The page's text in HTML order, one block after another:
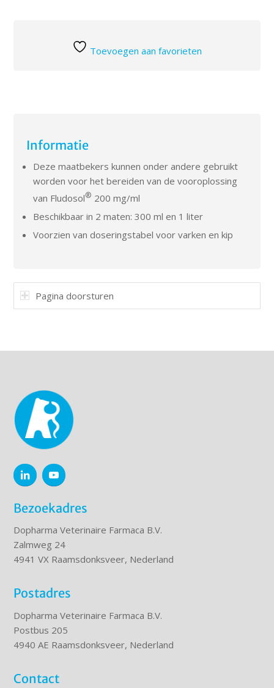
Toevoegen aan favorieten
Informatie
Deze maatbekers kunnen onder andere gebruikt
worden voor het bereiden van de vooroplossing
van Fludosol® 200 mg/ml
Beschikbaar in 2 maten: 300 ml en 1 liter
Voorzien van doseringstabel voor varken en kip
Pagina doorsturen
Bezoekadres
Dopharma Veterinaire Farmaca B.V.
Zalmweg 24
4941 VX Raamsdonksveer, Nederland
Postadres
Dopharma Veterinaire Farmaca B.V.
Postbus 205
4940 AE Raamsdonksveer, Nederland
Contact